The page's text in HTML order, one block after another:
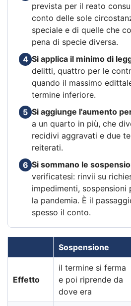
prevista per il reato
conto delle sole
speciale e di quelle che
pena di specie diversa.
4 Si applica il minimo di
delitti, quattro per le
quando il massimo
termine inferiore.
5 Si aggiunge l'aumento
a un quarto in più, che
recidivi aggravati e due
reiterati.
6 Si sommano le
verificatesi: rinvii su
impedimenti,
la pandemia. È il
spesso il conto.
Sospensione
Effetto
il termine si ferma
e poi riprende da
dove era